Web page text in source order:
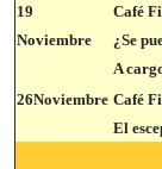
19
Noviembre
Café
¿Se
A
26Noviembre Café
El